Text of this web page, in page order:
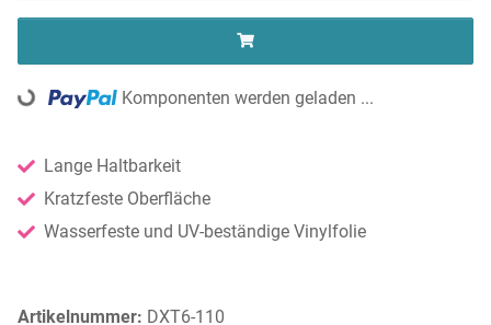
Artikelnummer: DXT6-110
Lange Haltbarkeit
Kratzfeste Oberfläche
Wasserfeste und UV-beständige Vinylfolie
Loading... Komponenten werden geladen ...